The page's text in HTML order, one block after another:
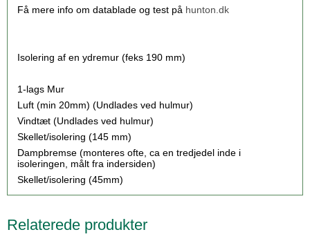
Få mere info om datablade og test på hunton.dk
Isolering af en ydremur (feks 190 mm)
1-lags Mur
Luft (min 20mm) (Undlades ved hulmur)
Vindtæt (Undlades ved hulmur)
Skellet/isolering (145 mm)
Dampbremse (monteres ofte, ca en tredjedel inde i
isoleringen, målt fra indersiden)
Skellet/isolering (45mm)
Relaterede produkter